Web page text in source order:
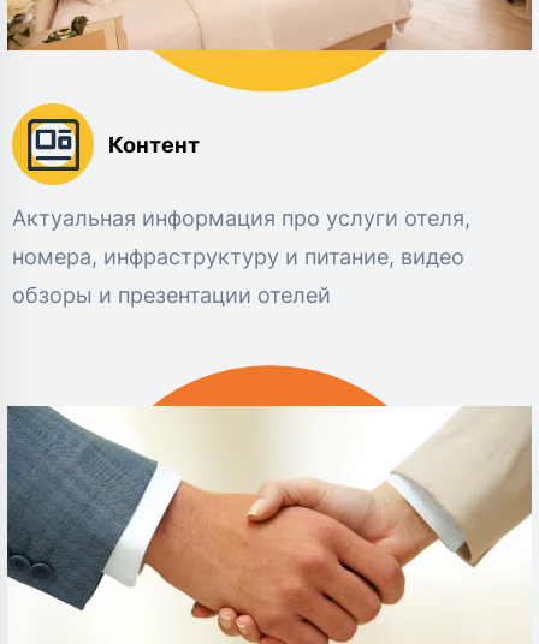
Контент
Актуальная информация про услуги отеля,
номера, инфраструктуру и питание, видео
обзоры и презентации отелей